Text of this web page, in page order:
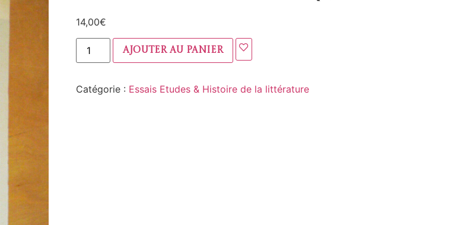
14,00€
Ajouter au panier
Catégorie : Essais Etudes & Histoire de la littérature